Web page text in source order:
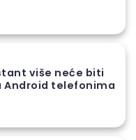
više neće biti
Android telefonima